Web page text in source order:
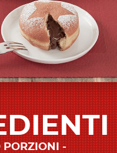
PORZIONI